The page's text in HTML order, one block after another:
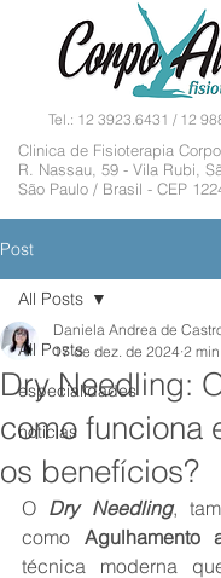
Tel.: 12 3923.6431 / 12
Clinica de Fisioterapia
R. Nassau, 59 - Vila Rubi,
São Paulo / Brasil - CEP
Post
All Posts
especialidades
noticias
All Posts
Dry Needling:
como funciona
os benefícios?
Daniela Andrea de
17 de dez. de 2024 2
O Dry Needling,
como Agulhamento
técnica moderna